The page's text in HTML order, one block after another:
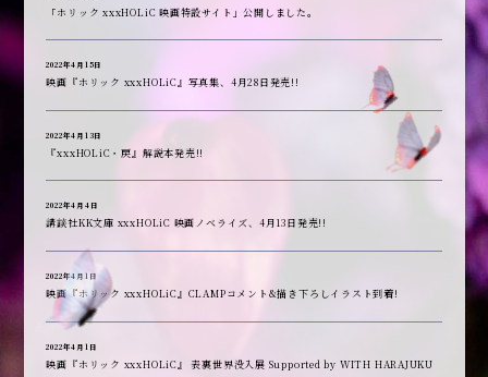
「ホリック xxxHOLiC 映画特設サイト」公開しました。
2022年4月15日
映画『ホリック xxxHOLiC』写真集、4月28日発売!!
2022年4月13日
『xxxHOLiC・戻』解説本発売!!
2022年4月4日
講談社KK文庫 xxxHOLiC 映画ノベライズ、4月13日発売!!
2022年4月1日
映画『ホリック xxxHOLiC』CLAMPコメント&描き下ろしイラスト到着!
2022年4月1日
映画『ホリック xxxHOLiC』 表裏世界没入展 Supported by WITH HARAJUKU